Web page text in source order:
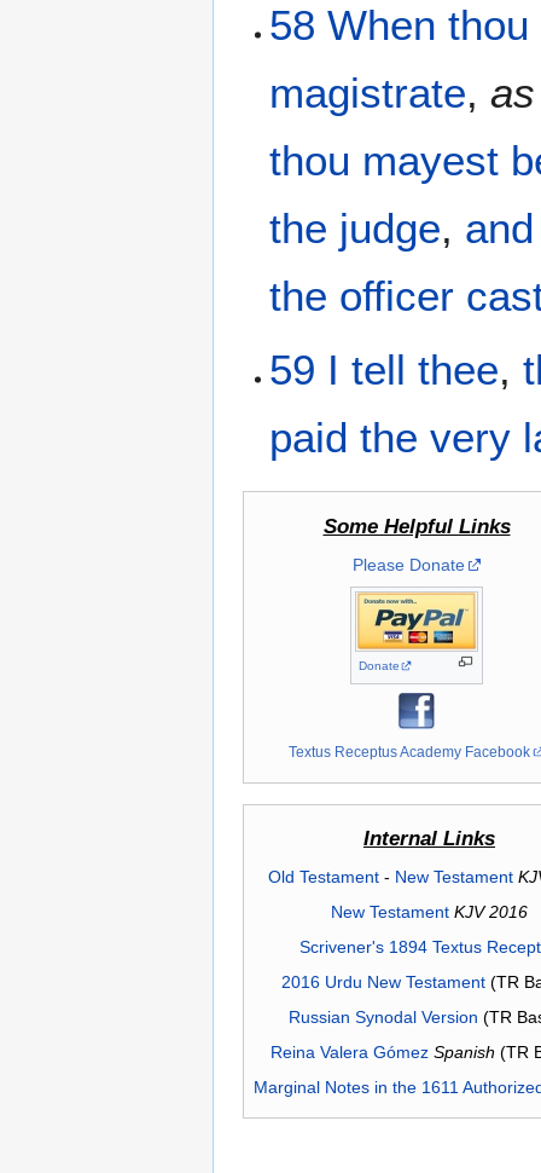
58 When thou
magistrate,
thou mayest
the judge, and
the officer
59 I tell thee,
paid the very
Some Helpful Links
Please Donate
Donate
Textus Receptus Academy Facebook
Internal Links
Old Testament- New Testament
New Testament KJV 2016
Scrivener's 1894 Textus
2016 Urdu New Testament(TR
Russian Synodal Version (TR
Reina Valera Gómez Spanish (TR
Marginal Notes in the 1611